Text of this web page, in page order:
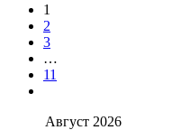
1
2
3
…
11
Август 2026